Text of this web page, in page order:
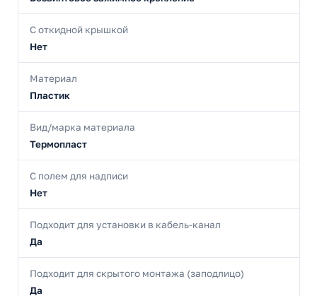
С откидной крышкой
Нет
Материал
Пластик
Вид/марка материала
Термопласт
С полем для надписи
Нет
Подходит для установки в кабель-канал
Да
Подходит для скрытого монтажа (заподлицо)
Да